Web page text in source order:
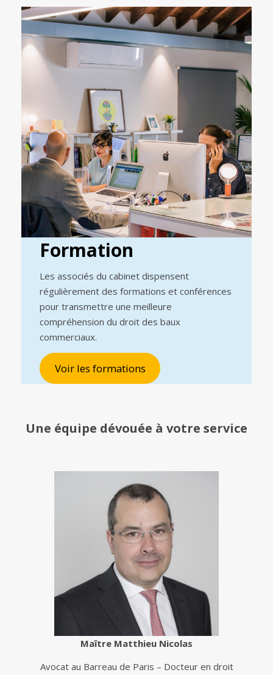
Formation
Les associés du cabinet dispensent
régulièrement des formations et conférences
pour transmettre une meilleure
compréhension du droit des baux
commerciaux.
Voir les formations
Une équipe dévouée à votre service
Maître Matthieu Nicolas
Avocat au Barreau de Paris – Docteur en droit